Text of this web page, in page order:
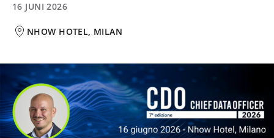
16 JUNI 2026
NHOW HOTEL, MILAN